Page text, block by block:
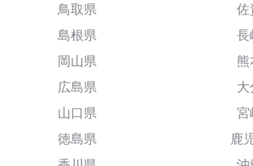
鳥取県
島根県
岡山県
広島県
山口県
徳島県
佐
長
熊
大
宮
鹿